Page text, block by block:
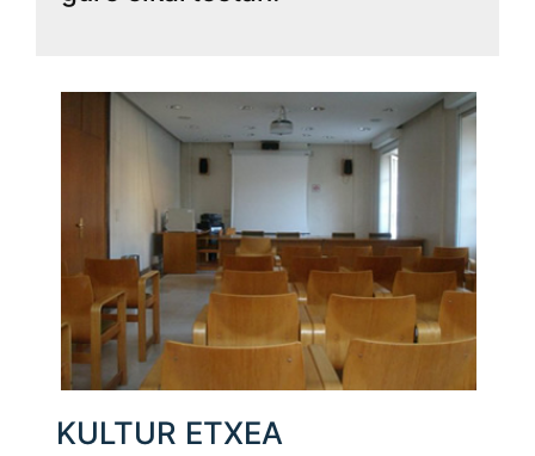
KULTUR ETXEA